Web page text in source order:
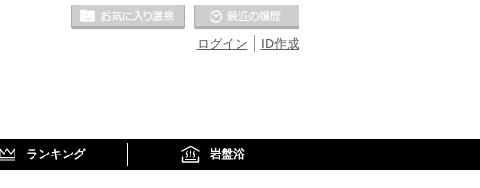
ID作成
ログイン
お気に入りの温泉
ランキング 岩盤浴